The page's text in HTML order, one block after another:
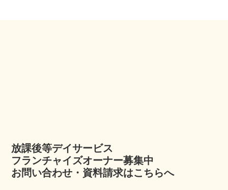
放課後等デイサービス
フランチャイズオーナー募集中
お問い合わせ・資料請求はこちらへ